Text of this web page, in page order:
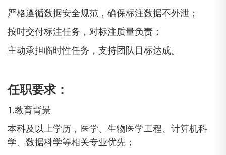
严格遵循数据安全规范，确保标注数据不外泄；
按时交付标注任务，对标注质量负责；
主动承担临时性任务，支持团队目标达成。
任职要求：
1.教育背景
本科及以上学历，医学、生物医学工程、计算机科
学、数据科学等相关专业优先；